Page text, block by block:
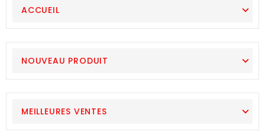
ACCUEIL
NOUVEAU PRODUIT
MEILLEURES VENTES